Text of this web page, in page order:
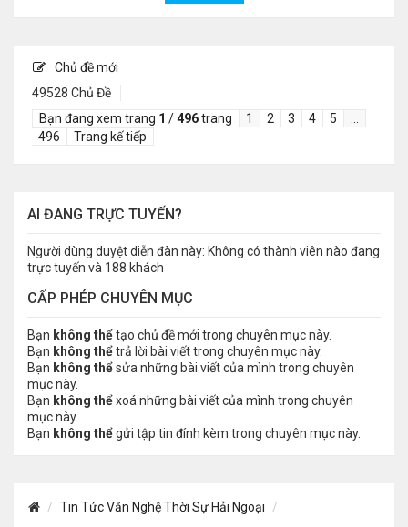
Chủ đề mới
49528 Chủ Đề
Bạn đang xem trang 1 /496trang 1 2 3 4 5
496
Trang kế tiếp
AI ĐANG TRỰC TUYẾN?
Người dùng duyệt diễn đàn này: Không có thành viên nào đang
trực tuyến và 188 khách
CẤP PHÉP CHUYÊN MỤC
Bạn không thểtạo chủ đề mới trong chuyên mục này.
Bạn không thểtrả lời bài viết trong chuyên mục này.
Bạn không thểsửa những bài viết của mình trong chuyên
mục này.
Bạn không thểxoá những bài viết của mình trong chuyên
mục này.
Bạn không thểgửi tập tin đính kèm trong chuyên mục này.
Tin Tức Văn Nghệ Thời Sự Hải Ngoại